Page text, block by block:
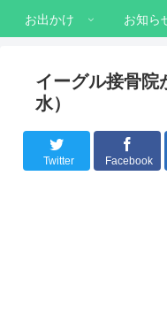
お出かけ お知ら
イーグル接骨院
水）
Twitter Facebook